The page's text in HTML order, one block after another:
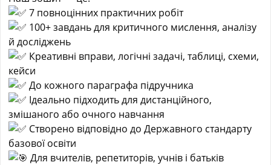
7 повноцінних практичних робіт
100+ завдань для критичного мислення, аналізу
й досліджень
Креативні вправи, логічні задачі, таблиці, схеми,
кейси
До кожного параграфа підручника
Ідеально підходить для дистанційного,
змішаного або очного навчання
Створено відповідно до Державного стандарту
базової освіти
Для вчителів, репетиторів, учнів і батьків